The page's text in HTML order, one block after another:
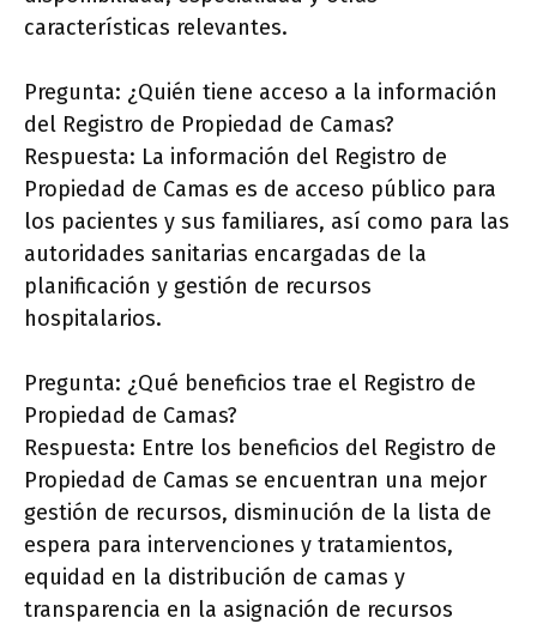
características relevantes.
Pregunta: ¿Quién tiene acceso a la información
del Registro de Propiedad de Camas?
Respuesta: La información del Registro de
Propiedad de Camas es de acceso público para
los pacientes y sus familiares, así como para las
autoridades sanitarias encargadas de la
planificación y gestión de recursos
hospitalarios.
Pregunta: ¿Qué beneficios trae el Registro de
Propiedad de Camas?
Respuesta: Entre los beneficios del Registro de
Propiedad de Camas se encuentran una mejor
gestión de recursos, disminución de la lista de
espera para intervenciones y tratamientos,
equidad en la distribución de camas y
transparencia en la asignación de recursos